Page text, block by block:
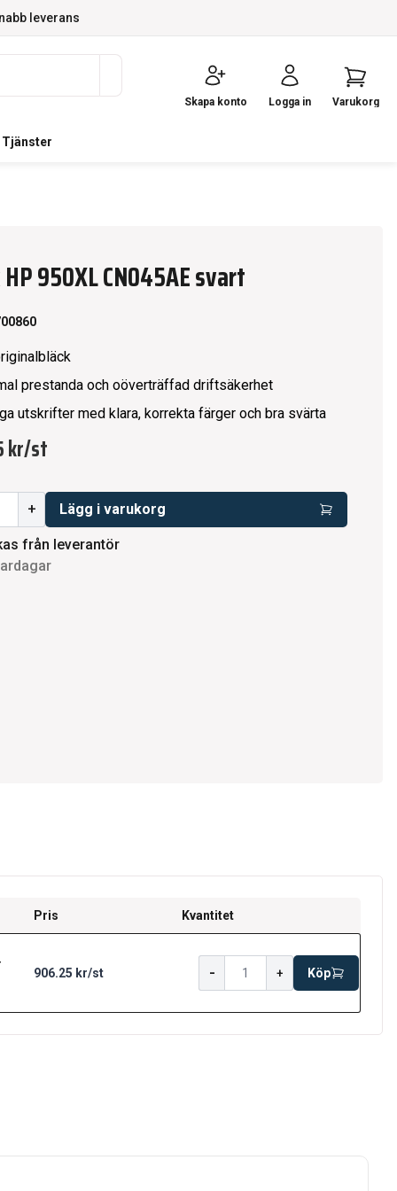
leverans
Skapa konto Logga in Varukorg
Tjänster
950XL CN045AE svart
prestanda och oöverträffad driftsäkerhet
utskrifter med klara, korrekta färger och bra svärta
kr/st
+ Lägg i varukorg
från leverantör
Pris Kvantitet
906.25 kr/st - + Köp